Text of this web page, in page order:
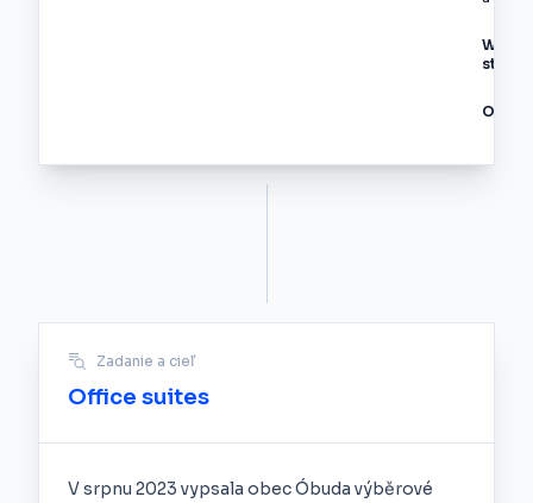
Zadanie a cieľ
Office suites
V srpnu 2023 vypsala obec Óbuda výběrové